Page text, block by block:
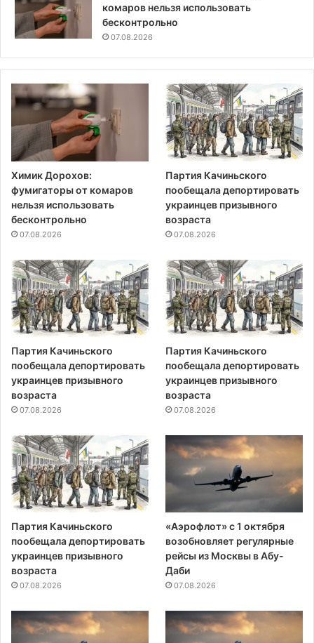
комаров нельзя использовать
бесконтрольно
07.08.2026
Химик Дорохов:
фумигаторы от комаров
нельзя использовать
бесконтрольно
07.08.2026
Партия Качиньского
пообещала депортировать
украинцев призывного
возраста
07.08.2026
Партия Качиньского
пообещала депортировать
украинцев призывного
возраста
07.08.2026
Партия Качиньского
пообещала депортировать
украинцев призывного
возраста
07.08.2026
Партия Качиньского
пообещала депортировать
украинцев призывного
возраста
07.08.2026
«Аэрофлот» с 1 октября
возобновляет регулярные
рейсы из Москвы в Абу-
Даби
07.08.2026